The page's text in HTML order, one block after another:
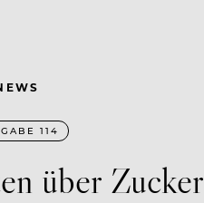
114
über Zucker